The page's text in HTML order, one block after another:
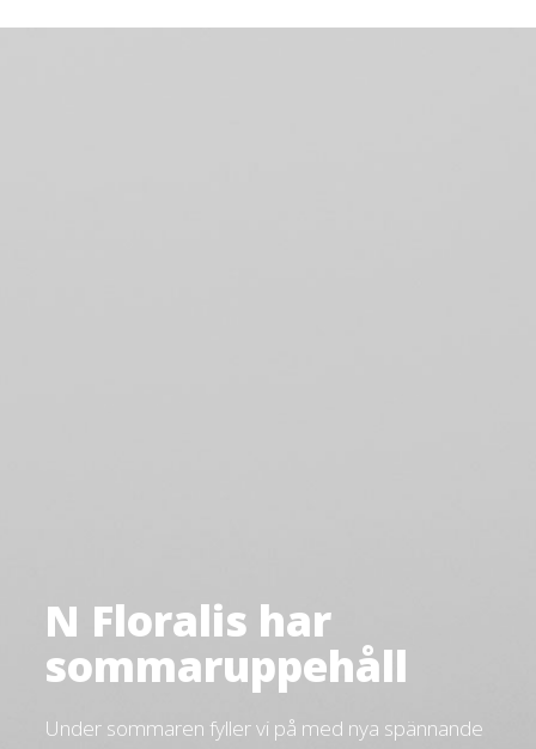
N Floralis har
sommaruppehåll
Under sommaren fyller vi på med nya spännande